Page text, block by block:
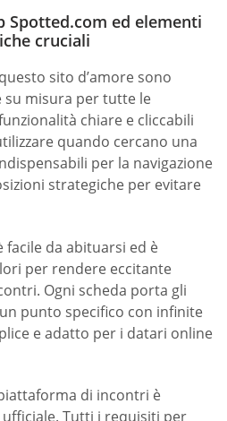
Spotted.com ed elementi
cruciali
sito d’amore sono
su misura per tutte le
chiare e cliccabili
quando cercano una
per la navigazione
strategiche per evitare
facile da abituarsi ed è
per rendere eccitante
Ogni scheda porta gli
punto specifico con infinite
e adatto per i datari online
di incontri è
Tutti i requisiti per